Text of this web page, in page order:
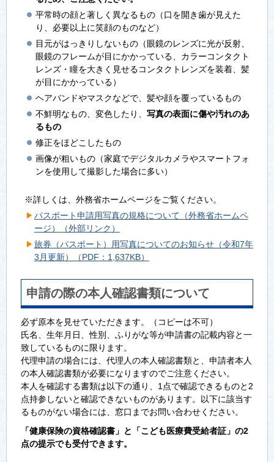
平常時の顔と著しく異なるもの（口を開き歯が見えた
り、必要以上に笑顔のものなど）
目元がはっきりしないもの（眼鏡のレンズに光が反射、
眼鏡のフレームが目にかかっている、カラーコンタクト
レンズ・瞳を大きく見せるコンタクトレンズを装着、髪
が目にかかっている）
ヘアバンドやマスクなどで、髪や顔を覆っているもの
不鮮明なもの、変色したり、 写真の表面に傷や汚れのあ
るもの
修正をほどこしたもの
画像が粗いもの（家庭でデジタルカメラやスマートフォ
ンを使用して撮影した場合に多い）
※詳しくは、外務省ホームページをご覧ください。
パスポート申請用写真の規格について（外務省ホームペ
ージ）（外部リンク）
旅券（パスポート）用写真についてのお知らせ（令和7年
3月更新）（PDF：1,637KB）
申請の際の本人確認書類について
必ず原本を見せていただきます。（コピーは不可）
氏名、生年月日、性別、ふりがな等が申請書の記載内容と一
致しているものに限ります。
代理申請の場合には、代理人の本人確認書類と、申請者本人
の本人確認書類が必要になりますのでご注意ください。
本人を確認する書類は以下の通り、1点で確認できるものと2
点持参しないと確認できないものがあります。以下に該当す
るものがない場合には、窓口までお問い合わせください。
「健康保険の資格確認書」と「こども医療費受給者証」の2
点の提示でも受付できます。